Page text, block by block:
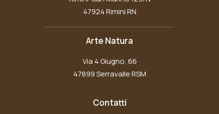
47924 Rimini RN
Arte Natura
Via 4 Giugno, 66
47899 Serravalle RSM
Contatti